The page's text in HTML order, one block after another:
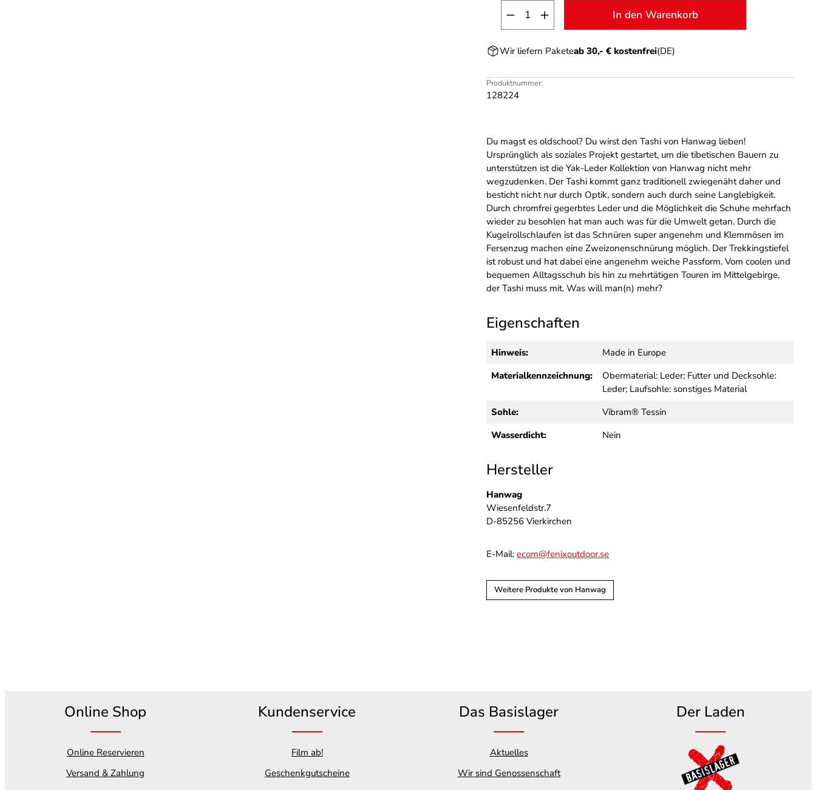
Produkt Anzahl: Gib den gewünschten Wert
In den Warenkorb
Wir liefern Paketeab 30,- € kostenfrei(DE)
Produktnummer:
128224
Du magst es oldschool? Du wirst den Tashi von Hanwag lieben!
Ursprünglich als soziales Projekt gestartet, um die tibetischen Bauern zu
unterstützen ist die Yak-Leder Kollektion von Hanwag nicht mehr
wegzudenken. Der Tashi kommt ganz traditionell zwiegenäht daher und
besticht nicht nur durch Optik, sondern auch durch seine Langlebigkeit.
Durch chromfrei gegerbtes Leder und die Möglichkeit die Schuhe mehrfach
wieder zu besohlen hat man auch was für die Umwelt getan. Durch die
Kugelrollschlaufen ist das Schnüren super angenehm und Klemmösen im
Fersenzug machen eine Zweizonenschnürung möglich. Der Trekkingstiefel
ist robust und hat dabei eine angenehm weiche Passform. Vom coolen und
bequemen Alltagsschuh bis hin zu mehrtätigen Touren im Mittelgebirge,
der Tashi muss mit. Was will man(n) mehr?
Eigenschaften
Hinweis:
Made in Europe
Materialkennzeichnung:
Obermaterial: Leder; Futter und Decksohle:
Leder; Laufsohle: sonstiges Material
Sohle:
Vibram® Tessin
Wasserdicht:
Nein
Hersteller
Hanwag
Wiesenfeldstr.7
D-85256 Vierkirchen
E-Mail:ecom@fenixoutdoor.se
Weitere Produkte von Hanwag
Online Shop
Online Reservieren
Versand & Zahlung
Kundenservice
Film ab!
Geschenkgutscheine
Das Basislager
Aktuelles
Wir sind Genossenschaft
Der Laden